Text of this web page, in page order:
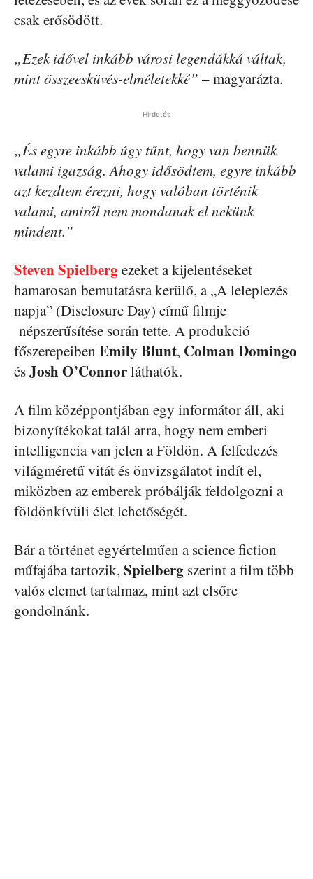
csak erősödött.
„Ezek idővel inkább városi legendákká váltak,
mint összeesküvés-elméletekké” – magyarázta.
Hirdetés
„És egyre inkább úgy tűnt, hogy van bennük
valami igazság. Ahogy idősödtem, egyre inkább
azt kezdtem érezni, hogy valóban történik
valami, amiről nem mondanak el nekünk
mindent.”
Steven Spielbergezeket a kijelentéseket
hamarosan bemutatásra kerülő, a „A leleplezés
napja” (Disclosure Day) című filmje
népszerűsítése során tette. A produkció
főszerepeiben Emily Blunt, ColmanDomingo
ésJoshO’Connorláthatók.
A film középpontjában egy informátor áll, aki
bizonyítékokat talál arra, hogy nem emberi
intelligencia van jelen a Földön. A felfedezés
világméretű vitát és önvizsgálatot indít el,
miközben az emberek próbálják feldolgozni a
földönkívüli élet lehetőségét.
Bár a történet egyértelműen a science fiction
műfajába tartozik, Spielberg szerint a film több
valós elemet tartalmaz, mint azt elsőre
gondolnánk.